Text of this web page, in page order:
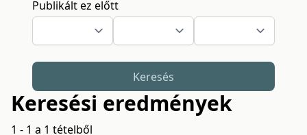
Publikált ez előtt
Keresés
Keresési eredmények
1 - 1 a 1 tételből